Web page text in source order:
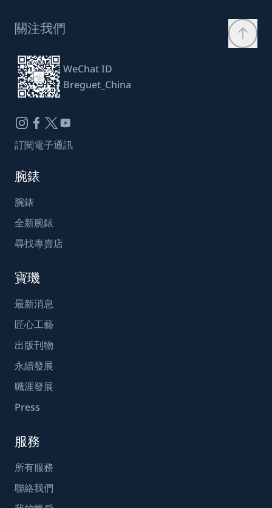
關注我們
WeChat ID
Breguet_China
訂閱電子通訊
腕錶
腕錶
全新腕錶
尋找專賣店
寶璣
最新消息
匠心工藝
出版刊物
永續發展
職涯發展
Press
服務
所有服務
聯絡我們